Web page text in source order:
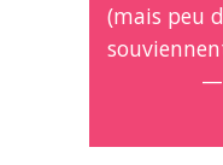
(mais peu
—